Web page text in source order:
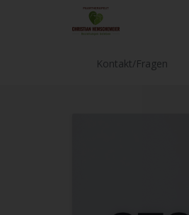
Kontakt/Fragen